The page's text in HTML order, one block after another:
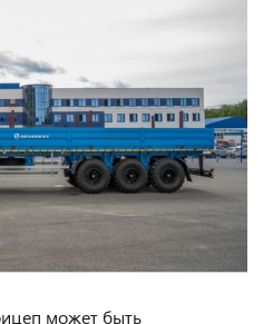
может быть